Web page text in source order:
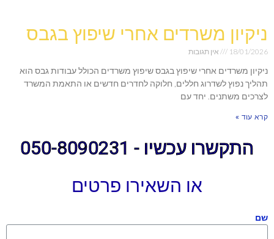
ניקיון משרדים אחרי שיפוץ בגבס
18/01/2026 אין תגובות
ניקיון משרדים אחרי שיפוץ בגבס שיפוץ משרדים הכולל עבודות גבס הוא
תהליך נפוץ לשדרוג חללים, חלוקה לחדרים חדשים או התאמת המשרד
לצרכים משתנים. יחד עם
קרא עוד »
התקשרו עכשיו - 050-8090231
או השאירו פרטים
שם